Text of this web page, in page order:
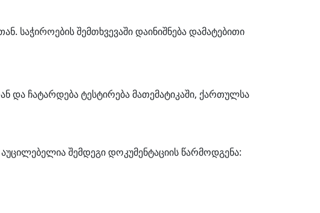
შემთხვევაში დაინიშნება დამატებითი
ჩატარდება ტესტირება მათემატიკაში, ქართულსა
შემდეგი დოკუმენტაციის წარმოდგენა: